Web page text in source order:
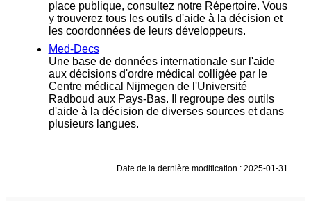
place publique, consultez notre Répertoire. Vous
y trouverez tous les outils d'aide à la décision et
les coordonnées de leurs développeurs.
Med-Decs
Une base de données internationale sur l'aide
aux décisions d'ordre médical colligée par le
Centre médical Nijmegen de l'Université
Radboud aux Pays-Bas. Il regroupe des outils
d'aide à la décision de diverses sources et dans
plusieurs langues.
Date de la dernière modification : 2025-01-31.